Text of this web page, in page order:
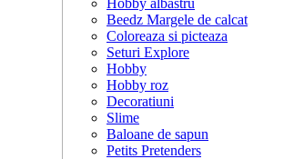
Hobby albastru
Beedz Margele de calcat
Coloreaza si picteaza
Seturi Explore
Hobby
Hobby roz
Decoratiuni
Slime
Baloane de sapun
Petits Pretenders